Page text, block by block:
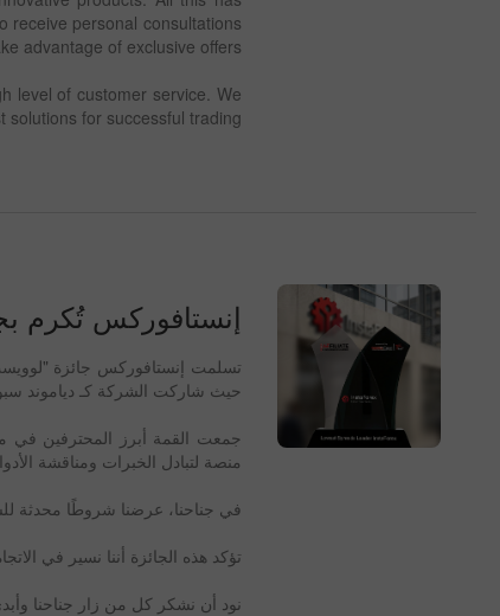
receive personal consultations
advantage of exclusive offers.
level of customer service. We
for successful trading!
إنستافوركس تُكرم
حيث شاركت الشركة كـ دياموند
جمعت القمة أبرز المحترفين في
منصة لتبادل الخبرات ومناقشة
في جناحنا، عرضنا شروطًا محدثة
تؤكد هذه الجائزة أننا نسير في
نود أن نشكر كل من زار جناحنا